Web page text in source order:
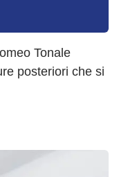
Tonale
posteriori che si